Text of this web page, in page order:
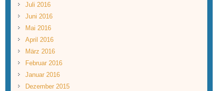
Juli 2016
Juni 2016
Mai 2016
April 2016
März 2016
Februar 2016
Januar 2016
Dezember 2015